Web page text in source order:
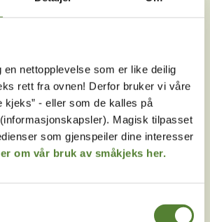
nettopplevelse som er like deilig
rett fra ovnen! Derfor bruker vi våre
kjeks” - eller som de kalles på
Magisk tilpasset
som gjenspeiler dine interesser
om vår bruk av småkjeks her.
man overnatting i Dyreparken hvis
inngangsbilletter hvis jeg bestiller
Havn?
som ønsker å bo ved siden av
Havn – er det mulig?